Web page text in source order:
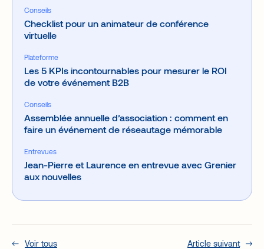
Conseils
Checklist pour un animateur de conférence
virtuelle
Plateforme
Les 5 KPIs incontournables pour mesurer le ROI
de votre événement B2B
Conseils
Assemblée annuelle d’association : comment en
faire un événement de réseautage mémorable
Entrevues
Jean-Pierre et Laurence en entrevue avec Grenier
aux nouvelles
Voir tous Article suivant